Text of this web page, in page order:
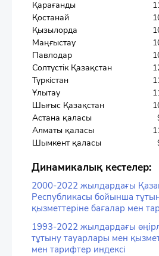
Қарағанды
Қостанай
Қызылорда
Маңғыстау
Павлодар
Солтүстік Қазақстан
Түркістан
Ұлытау
Шығыс Қазақстан
Астана қаласы
Алматы қаласы
Шымкент қаласы
Динамикалық кестелер:
2000-2022 жылдардағы
Республикасы бойынша
қызметтеріне бағалар мен
1993-2022 жылдардағы
тұтыну тауарлары мен
мен тарифтер индексі